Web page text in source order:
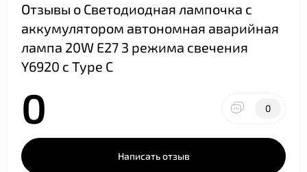
Отзывы о Светодиодная лампочка с
аккумулятором автономная аварийная
лампа 20W E27 3 режима свечения
Y6920 с Type C
0 0
Написать отзыв